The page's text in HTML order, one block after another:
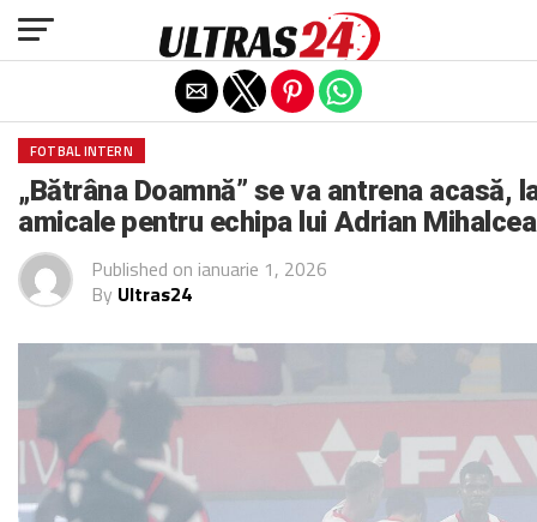
FOTBAL INTERN
„Bătrâna Doamnă” se va antrena acasă,
amicale pentru echipa lui Adrian Mihalcea
Published on ianuarie 1, 2026
By Ultras24
Exit mobile version